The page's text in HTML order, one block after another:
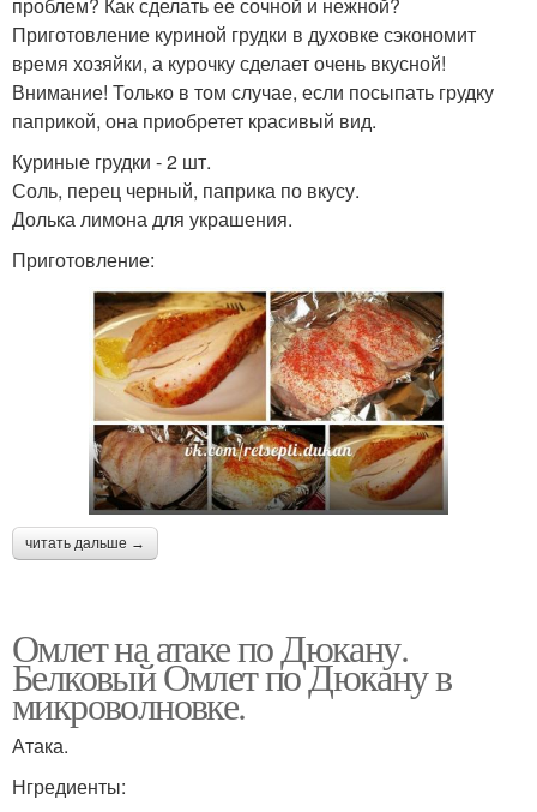
проблем? Как сделать ее сочной и нежной?
Приготовление куриной грудки в духовке сэкономит
время хозяйки, а курочку сделает очень вкусной!
Внимание! Только в том случае, если посыпать грудку
паприкой, она приобретет красивый вид.
Куриные грудки - 2 шт.
Соль, перец черный, паприка по вкусу.
Долька лимона для украшения.
Приготовление:
читать дальше →
Омлет на атаке по Дюкану.
Белковый Омлет по Дюкану в
микроволновке.
Атака.
Нгредиенты: